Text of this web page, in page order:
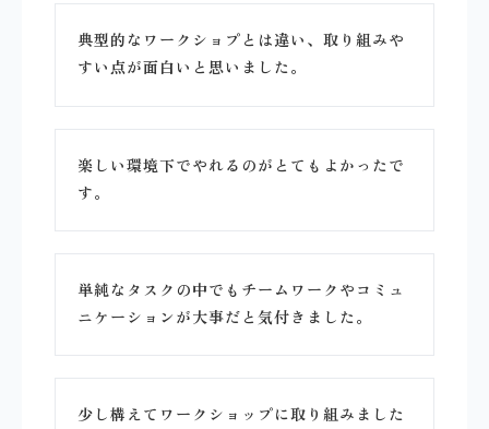
典型的なワークショプとは違い、取り組みや
すい点が面白いと思いました。
楽しい環境下でやれるのがとてもよかったで
す。
単純なタスクの中でもチームワークやコミュ
ニケーションが大事だと気付きました。
少し構えてワークショップに取り組みました